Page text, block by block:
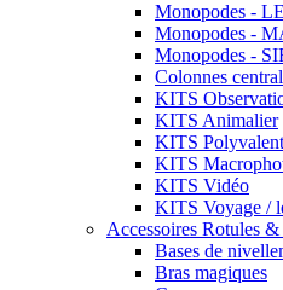
Monopodes -
Monopodes -
Monopodes -
Colonnes
KITS
KITS Animalier
KITS
KITS
KITS Vidéo
KITS Voyage /
Accessoires Rotules
Bases de
Bras magiques